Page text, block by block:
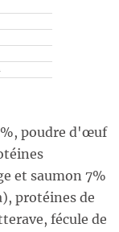
poudre d'œuf
et saumon 7%
protéines de
fécule de